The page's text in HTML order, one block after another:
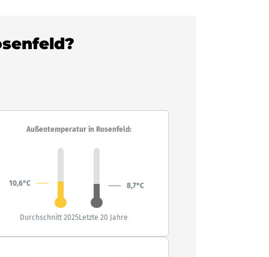
Außentemperatur in Rosenfeld:
10,6°C 8,7°C
Durchschnitt 2025Letzte 20 Jahre